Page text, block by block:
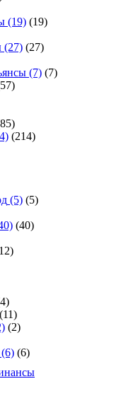
(19) (19)
(27) (27)
(7) (7)
(214)
(5) (5)
(40)
(11)
(2)
(6) (6)